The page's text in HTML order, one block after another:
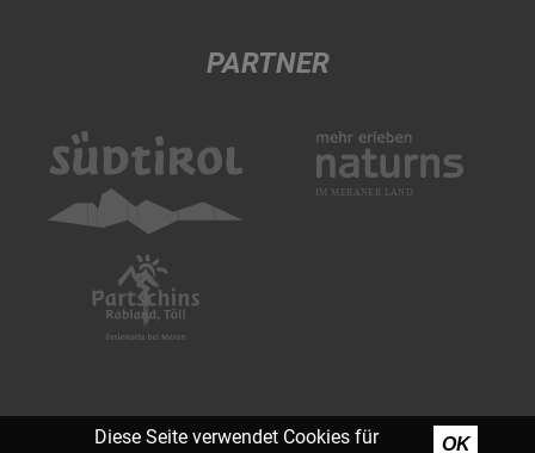
PARTNER
Diese Seite verwendet Cookies für
OK